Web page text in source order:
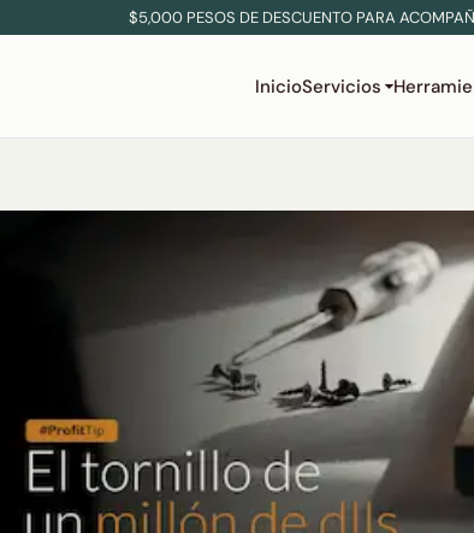
$5,000 PESOS DE DESCUENTO PARA
InicioServicios